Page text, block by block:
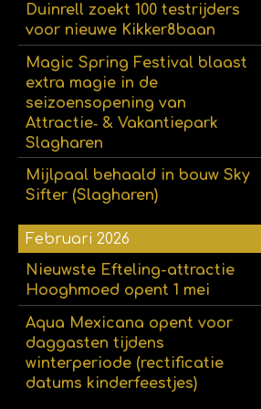
Duinrell zoekt 100 testrijders
voor nieuwe Kikker8baan
Magic Spring Festival blaast
extra magie in de
seizoensopening van
Attractie‑ & Vakantiepark
Slagharen
Mijlpaal behaald in bouw Sky
Sifter (Slagharen)
Februari 2026
Nieuwste Efteling-attractie
Hooghmoed opent 1 mei
Aqua Mexicana opent voor
daggasten tijdens
winterperiode (rectificatie
datums kinderfeestjes)